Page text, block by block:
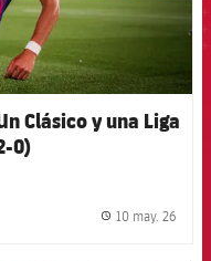
Clásico y una Liga
0)
10 may. 26